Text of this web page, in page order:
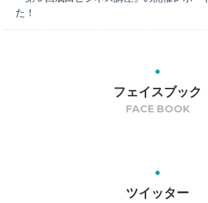
た！
フェイスブック
FACE BOOK
ツイッター